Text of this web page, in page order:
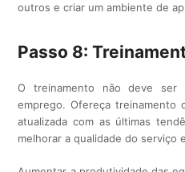
outros e criar um ambiente de
Passo 8:
O treinamento não deve ser
emprego. Ofereça treinamento
atualizada com as últimas
melhorar a qualidade do serviço